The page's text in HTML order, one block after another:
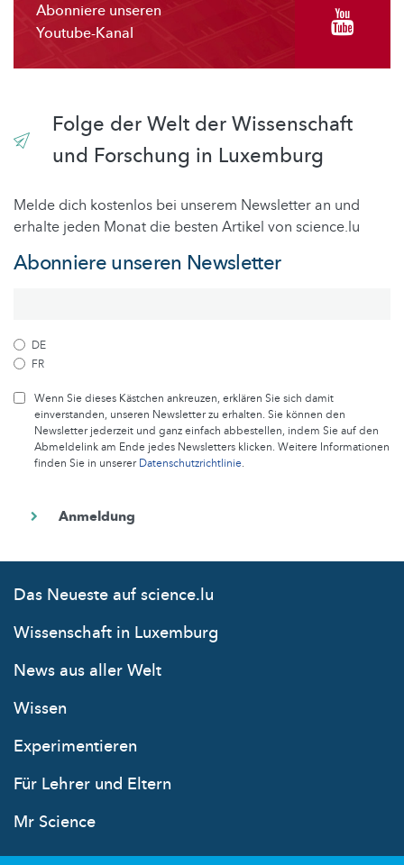
Abonniere unseren
Youtube-Kanal
Folge der Welt der Wissenschaft
und Forschung in Luxemburg
Melde dich kostenlos bei unserem Newsletter an und
erhalte jeden Monat die besten Artikel von science.lu
Abonniere unseren Newsletter
DE
FR
Wenn Sie dieses Kästchen ankreuzen, erklären Sie sich damit
einverstanden, unseren Newsletter zu erhalten. Sie können den
Newsletter jederzeit und ganz einfach abbestellen, indem Sie auf den
Abmeldelink am Ende jedes Newsletters klicken. Weitere Informationen
finden Sie in unsererDatenschutzrichtlinie.
Das Neueste auf science.lu
Wissenschaft in Luxemburg
News aus aller Welt
Wissen
Experimentieren
Für Lehrer und Eltern
Mr Science